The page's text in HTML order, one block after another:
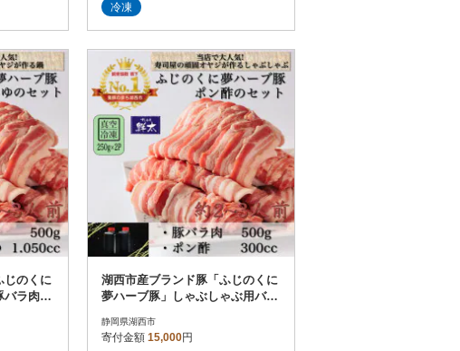
冷凍
じのくに
バラ肉(5
湖西市産ブランド豚「ふじのくに
夢ハーブ豚」しゃぶしゃぶ用バラ
静岡県湖西市
寄付金額 15,000円